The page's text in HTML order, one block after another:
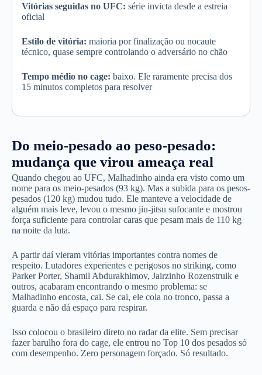
Vitórias seguidas no UFC: série invicta desde a estreia
oficial
Estilo de vitória: maioria por finalização ou nocaute
técnico, quase sempre controlando o adversário no chão
Tempo médio no cage: baixo. Ele raramente precisa dos
15 minutos completos para resolver
Do meio-pesado ao peso-pesado:
mudança que virou ameaça real
Quando chegou ao UFC, Malhadinho ainda era visto como um
nome para os meio-pesados (93 kg). Mas a subida para os pesos-
pesados (120 kg) mudou tudo. Ele manteve a velocidade de
alguém mais leve, levou o mesmo jiu-jitsu sufocante e mostrou
força suficiente para controlar caras que pesam mais de 110 kg
na noite da luta.
A partir daí vieram vitórias importantes contra nomes de
respeito. Lutadores experientes e perigosos no striking, como
Parker Porter, Shamil Abdurakhimov, Jairzinho Rozenstruik e
outros, acabaram encontrando o mesmo problema: se
Malhadinho encosta, cai. Se cai, ele cola no tronco, passa a
guarda e não dá espaço para respirar.
Isso colocou o brasileiro direto no radar da elite. Sem precisar
fazer barulho fora do cage, ele entrou no Top 10 dos pesados só
com desempenho. Zero personagem forçado. Só resultado.